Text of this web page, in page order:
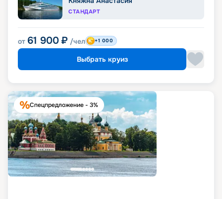
СТАНДАРТ
от 61 900 ₽ /чел +1 000
Выбрать круиз
Спецпредложение - 3%